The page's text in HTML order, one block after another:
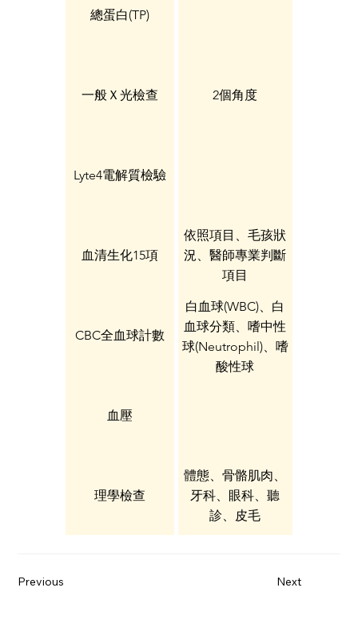
總蛋白(TP)
一般Ｘ光檢查 2個角度
Lyte4電解質檢驗
血清生化15項
依照項目、毛孩狀
況、醫師專業判斷
項目
CBC全血球計數
白血球(WBC)、白
血球分類、嗜中性
球(Neutrophil)、嗜
酸性球
球(RBC)、血紅素
(Hb)、血容積
(HCT)、平均血球容
(MCHC)、血小板
血壓
理學檢查
體態、骨骼肌肉、
牙科、眼科、聽
診、皮毛
Previous Next